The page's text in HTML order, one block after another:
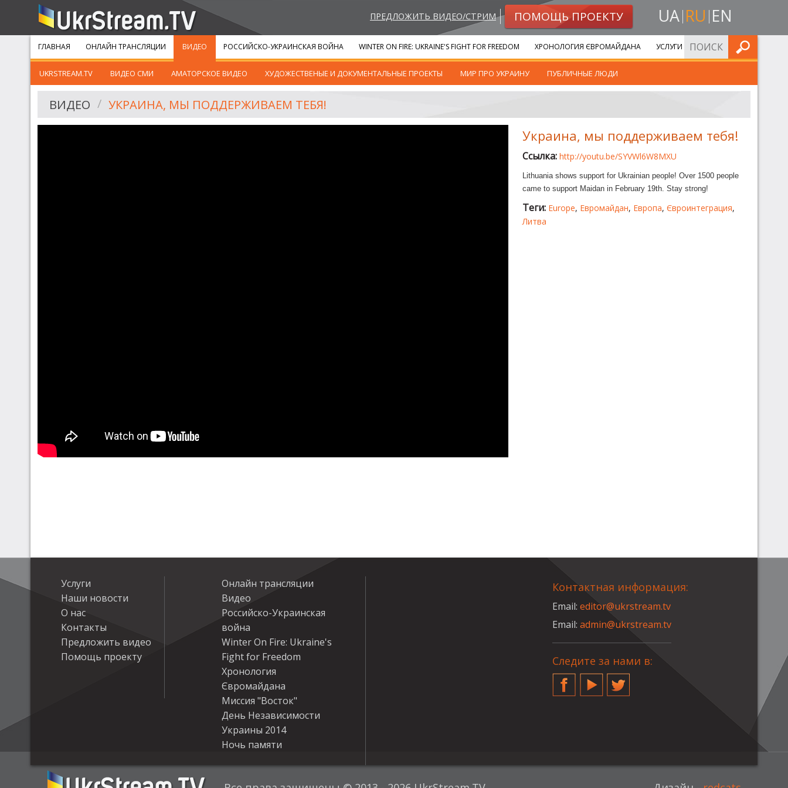
ПРЕДЛОЖИТЬ ВИДЕО/СТРИМ ПОМОЩЬ ПРОЕКТУ UA RU EN
ГЛАВНАЯ ОНЛАЙН ТРАНСЛЯЦИИ ВИДЕО
UKRSTREAM.TV ВИДЕО СМИ АМАТОРСКОЕ ВИДЕО ХУДОЖЕСТВЕНЫЕ И ДОКУМЕНТАЛЬНЫЕ ПРОЕКТЫ МИР ПРО УКРАИНУ ПУБЛИЧНЫЕ ЛЮДИ
РОССИЙСКО-УКРАИНСКАЯ ВОЙНА WINTER ON FIRE: UKRAINE'S FIGHT FOR FREEDOM ХРОНОЛОГИЯ ЄВРОМАЙДАНА УСЛУГИ ИСКАТЬ
ВИДЕО УКРАИНА, МЫ ПОДДЕРЖИВАЕМ ТЕБЯ!
Украина, мы поддерживаем тебя!
Ссылка: http://youtu.be/SYVWl6W8MXU
Lithuania shows support for Ukrainian people! Over 1500 people
came to support Maidan in February 19th. Stay strong!
Теги: Europe, Евромайдан, Европа, Євроинтеграция,
Литва
Услуги
Наши новости
О нас
Контакты
Предложить видео
Помощь проекту
Онлайн трансляции
Видео
Российско-Украинская
война
Winter On Fire: Ukraine's
Fight for Freedom
Хронология
Євромайдана
Миссия "Восток"
День Независимости
Украины 2014
Ночь памяти
Контактная информация:
Email:editor@ukrstream.tv
Email:admin@ukrstream.tv
Следите за нами в:
FacebookYouTubeTwitter